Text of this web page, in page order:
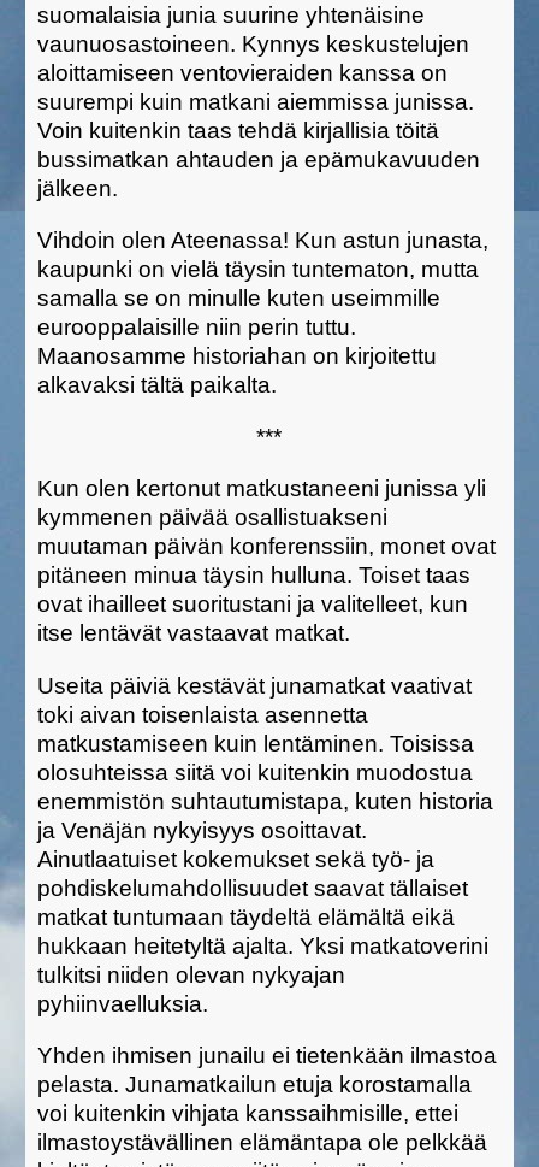
suomalaisia junia suurine yhtenäisine
vaunuosastoineen. Kynnys keskustelujen
aloittamiseen ventovieraiden kanssa on
suurempi kuin matkani aiemmissa junissa.
Voin kuitenkin taas tehdä kirjallisia töitä
bussimatkan ahtauden ja epämukavuuden
jälkeen.
Vihdoin olen Ateenassa! Kun astun junasta,
kaupunki on vielä täysin tuntematon, mutta
samalla se on minulle kuten useimmille
eurooppalaisille niin perin tuttu.
Maanosamme historiahan on kirjoitettu
alkavaksi tältä paikalta.
***
Kun olen kertonut matkustaneeni junissa yli
kymmenen päivää osallistuakseni
muutaman päivän konferenssiin, monet ovat
pitäneen minua täysin hulluna. Toiset taas
ovat ihailleet suoritustani ja valitelleet, kun
itse lentävät vastaavat matkat.
Useita päiviä kestävät junamatkat vaativat
toki aivan toisenlaista asennetta
matkustamiseen kuin lentäminen. Toisissa
olosuhteissa siitä voi kuitenkin muodostua
enemmistön suhtautumistapa, kuten historia
ja Venäjän nykyisyys osoittavat.
Ainutlaatuiset kokemukset sekä työ- ja
pohdiskelumahdollisuudet saavat tällaiset
matkat tuntumaan täydeltä elämältä eikä
hukkaan heitetyltä ajalta. Yksi matkatoverini
tulkitsi niiden olevan nykyajan
pyhiinvaelluksia.
Yhden ihmisen junailu ei tietenkään ilmastoa
pelasta. Junamatkailun etuja korostamalla
voi kuitenkin vihjata kanssaihmisille, ettei
ilmastoystävällinen elämäntapa ole pelkkää